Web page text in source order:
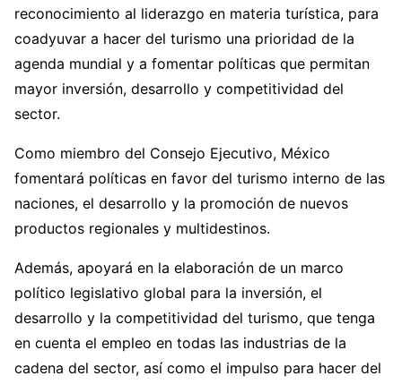
reconocimiento al liderazgo en materia turística, para
coadyuvar a hacer del turismo una prioridad de la
agenda mundial y a fomentar políticas que permitan
mayor inversión, desarrollo y competitividad del
sector.
Como miembro del Consejo Ejecutivo, México
fomentará políticas en favor del turismo interno de las
naciones, el desarrollo y la promoción de nuevos
productos regionales y multidestinos.
Además, apoyará en la elaboración de un marco
político legislativo global para la inversión, el
desarrollo y la competitividad del turismo, que tenga
en cuenta el empleo en todas las industrias de la
cadena del sector, así como el impulso para hacer del